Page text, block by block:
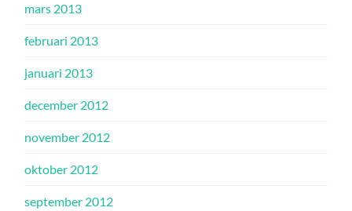
mars 2013
februari 2013
januari 2013
december 2012
november 2012
oktober 2012
september 2012